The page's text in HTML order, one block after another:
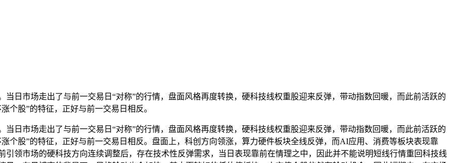
日市场走出了与前一交易日“对称”的行情，盘面风格再度转换，硬科技线权重股迎来反弹，带动指数回暖，而此前活跃的
个股”的特征，正好与前一交易日相反。
日市场走出了与前一交易日“对称”的行情，盘面风格再度转换，硬科技线权重股迎来反弹，带动指数回暖，而此前活跃的
个股”的特征，正好与前一交易日相反。盘面上，科创方向领涨，算力硬件板块全线反弹，而AI应用、消费等板块表现靠
领市场的硬科技方向连续调整后，存在技术性反弹需求，当日表现靠前在情理之中，因此并不能说明短线行情重回科技线